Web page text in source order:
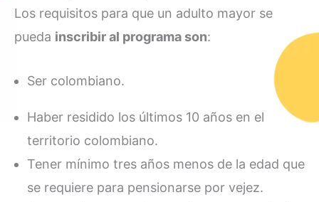
Los requisitos para que un adulto mayor se
pueda inscribir al programa son:
Ser colombiano.
Haber residido los últimos 10 años en el
territorio colombiano.
Tener mínimo tres años menos de la edad que
se requiere para pensionarse por vejez.